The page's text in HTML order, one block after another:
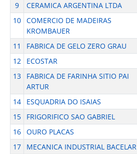
9
CERAMICA ARGENTINA LTDA
10 COMERCIO DE MADEIRAS
KROMBAUER
11 FABRICA DE GELO ZERO GRAU
12
ECOSTAR
13
FABRICA DE FARINHA SITIO PAI
ARTUR
14 ESQUADRIA DO ISAIAS
15
FRIGORIFICO SAO GABRIEL
16 OURO PLACAS
17
MECANICA INDUSTRIAL BACELAR